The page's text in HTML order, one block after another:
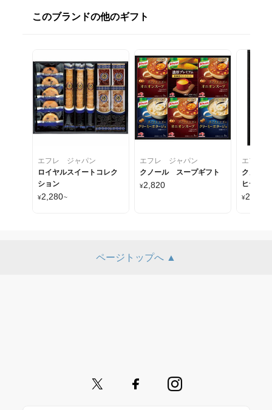
このブランドの他のギフト
エフレ ジャパン
ロイヤルスイートコレク
ション
¥2,280~
エフレ ジャパン
クノール スープギフト
¥2,820
エフレ
クノー
ヒーギ
¥2,280
ページトップへ ▲